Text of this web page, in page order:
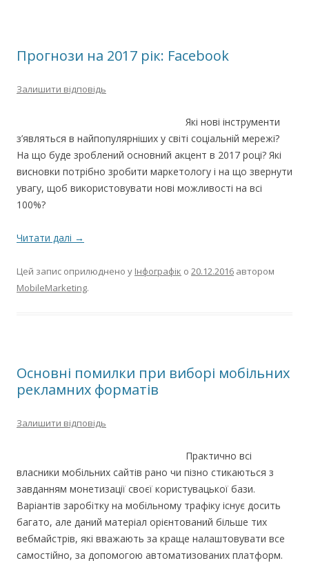
Прогнози на 2017 рік: Facebook
Залишити відповідь
Які нові інструменти
з’являться в найпопулярніших у світі соціальній мережі?
На що буде зроблений основний акцент в 2017 році? Які
висновки потрібно зробити маркетологу і на що звернути
увагу, щоб використовувати нові можливості на всі
100%?
Читати далі →
Цей запис оприлюднено у Інфографік о 20.12.2016 автором
MobileMarketing.
Основні помилки при виборі мобільних
рекламних форматів
Залишити відповідь
Практично всі
власники мобільних сайтів рано чи пізно стикаються з
завданням монетизації своєї користувацької бази.
Варіантів заробітку на мобільному трафіку існує досить
багато, але даний матеріал орієнтований більше тих
вебмайстрів, які вважають за краще налаштовувати все
самостійно, за допомогою автоматизованих платформ.